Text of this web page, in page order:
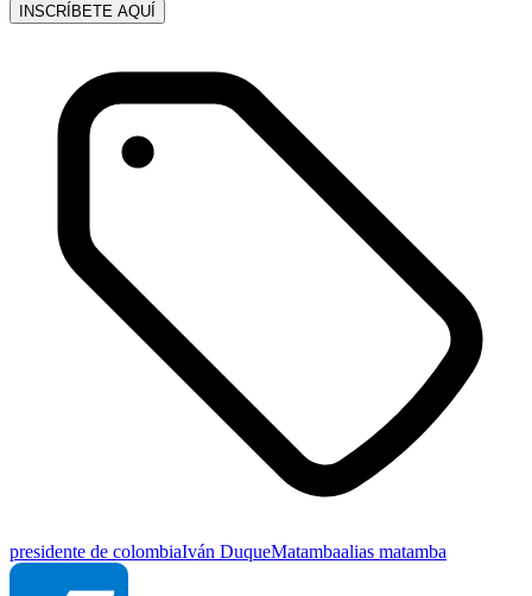
INSCRÍBETE AQUÍ
presidente de colombiaIván DuqueMatambaalias matamba